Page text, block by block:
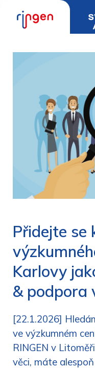
Přidejte se
Karlovy
& podpora
[22.1.2026]
ve výzkumném
RINGEN v
věci, máte